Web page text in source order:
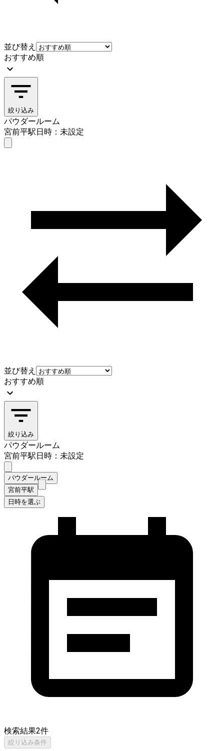
並び替え
おすすめ順
絞り込み
パウダールーム
宮前平駅日時：未設定
並び替え
おすすめ順
絞り込み
パウダールーム
宮前平駅日時：未設定
パウダールーム
宮前平駅
日時を選ぶ
検索結果2件
絞り込み条件